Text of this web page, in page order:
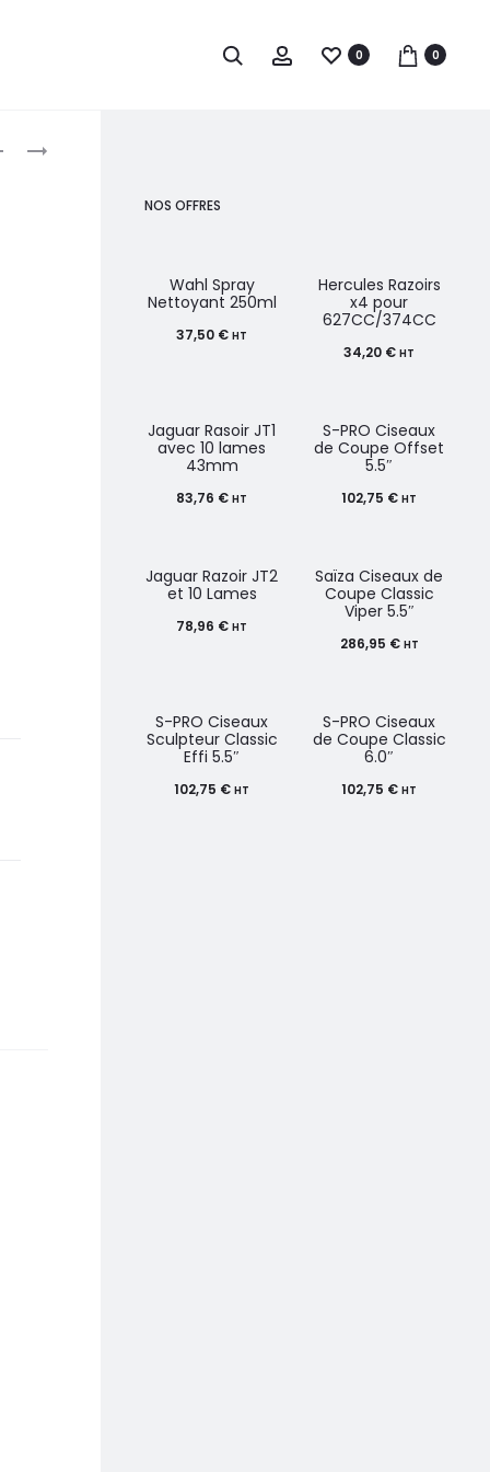
0 0
navigation
OLIVIA
FRAMAR
NOS OFFRES
Wahl Spray
Nettoyant 250ml
37,50 € HT
Hercules Razoirs
x4 pour
627CC/374CC
34,20 € HT
Jaguar Rasoir JT1
avec 10 lames
43mm
83,76 € HT
S-PRO Ciseaux
de Coupe Offset
5.5″
102,75 € HT
Jaguar Razoir JT2
et 10 Lames
78,96 € HT
Saïza Ciseaux de
Coupe Classic
Viper 5.5″
286,95 € HT
S-PRO Ciseaux
Sculpteur Classic
Effi 5.5″
102,75 € HT
S-PRO Ciseaux
de Coupe Classic
6.0″
102,75 € HT